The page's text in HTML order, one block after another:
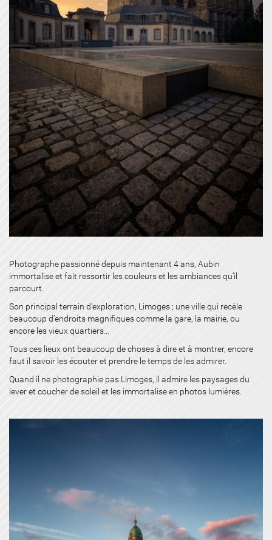
Photographe passionné depuis maintenant 4 ans, Aubin
immortalise et fait ressortir les couleurs et les ambiances qu’il
parcourt.
Son principal terrain d’exploration, Limoges ; une ville qui recèle
beaucoup d’endroits magnifiques comme la gare, la mairie, ou
encore les vieux quartiers…
Tous ces lieux ont beaucoup de choses à dire et à montrer, encore
faut il savoir les écouter et prendre le temps de les admirer.
Quand il ne photographie pas Limoges, il admire les paysages du
lever et coucher de soleil et les immortalise en photos lumières.